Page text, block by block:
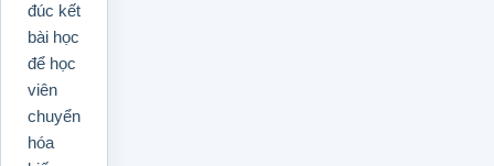
đúc kết
bài học
để học
viên
chuyển
hóa